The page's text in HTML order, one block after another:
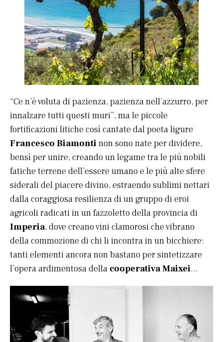
“Ce n’è voluta di pazienza, pazienza nell’azzurro, per
innalzare tutti questi muri”, ma le piccole
fortificazioni litiche così cantate dal poeta ligure
Francesco Biamonti non sono nate per dividere,
bensì per unire, creando un legame tra le più nobili
fatiche terrene dell’essere umano e le più alte sfere
siderali del piacere divino, estraendo sublimi nettari
dalla coraggiosa resilienza di un gruppo di eroi
agricoli radicati in un fazzoletto della provincia di
Imperia, dove creano vini clamorosi che vibrano
della commozione di chi li incontra in un bicchiere:
tanti elementi ancora non bastano per sintetizzare
l’opera ardimentosa della cooperativa Maixei…